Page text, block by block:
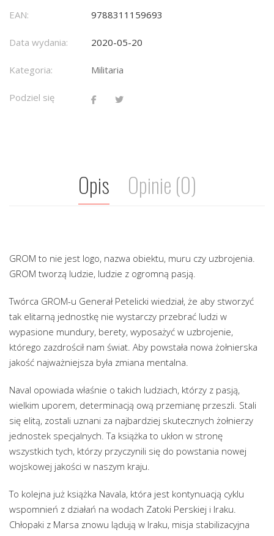
EAN: 9788311159693
Data wydania: 2020-05-20
Kategoria: Militaria
Podziel się
Opis Opinie (0)
GROM to nie jest logo, nazwa obiektu, muru czy uzbrojenia.
GROM tworzą ludzie, ludzie z ogromną pasją.
Twórca GROM-u Generał Petelicki wiedział, że aby stworzyć
tak elitarną jednostkę nie wystarczy przebrać ludzi w
wypasione mundury, berety, wyposażyć w uzbrojenie,
którego zazdrościł nam świat. Aby powstała nowa żołnierska
jakość najważniejsza była zmiana mentalna.
Naval opowiada właśnie o takich ludziach, którzy z pasją,
wielkim uporem, determinacją ową przemianę przeszli. Stali
się elitą, zostali uznani za najbardziej skutecznych żołnierzy
jednostek specjalnych. Ta książka to ukłon w stronę
wszystkich tych, którzy przyczynili się do powstania nowej
wojskowej jakości w naszym kraju.
To kolejna już książka Navala, która jest kontynuacją cyklu
wspomnień z działań na wodach Zatoki Perskiej i Iraku.
Chłopaki z Marsa znowu lądują w Iraku, misja stabilizacyjna